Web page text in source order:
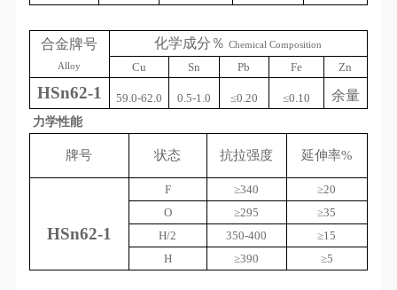
合金牌号
Alloy
化学成分％Chemical Composition
Cu Sn Pb Fe Zn
HSn62-1 59.0-62.0 0.5-1.0 ≤0.20 ≤0.10 余量
力学性能
牌号 状态 抗拉强度 延伸率%
HSn62-1
F ≥340 ≥20
O
≥295 ≥35
H/2
350-400 ≥15
H
≥390 ≥5